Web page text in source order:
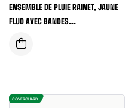
ENSEMBLE DE PLUIE RAINET, JAUNE
FLUO AVEC BANDES
REFLECHISSANTES
COVERGUARD